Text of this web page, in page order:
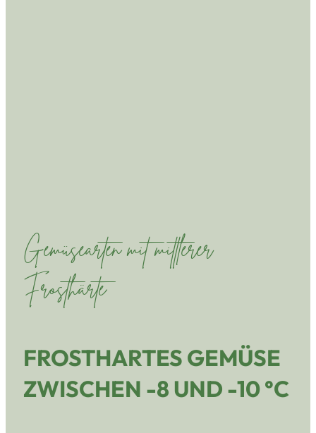
Gemüsearten mit mittlerer
Frosthärte
FROSTHARTES GEMÜSE
ZWISCHEN -8 UND -10 °C